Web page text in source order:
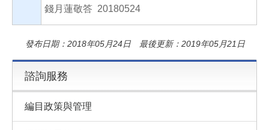
錢月蓮敬答 20180524
發布日期：2018年05月24日 最後更新：2019年05月21日
諮詢服務
編目政策與管理